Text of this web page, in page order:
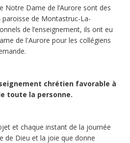
Notre Dame de l’Aurore sont des
de Montastruc-La-
de l’enseignement, ils ont eu
de l'Aurore pour les collégiens
chrétien favorable à
toute la personne.
et chaque instant de la journée
de Dieu et la joie que donne